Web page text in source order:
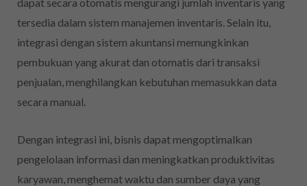
tersedia dalam sistem manajemen inventaris. Selain itu,
integrasi dengan sistem akuntansi memungkinkan
pembukuan yang akurat dan otomatis dari transaksi
penjualan, menghilangkan kebutuhan memasukkan data
secara manual.
Dengan integrasi ini, bisnis dapat mengoptimalkan
pengelolaan informasi dan meningkatkan produktivitas
karyawan, menghemat waktu dan sumber daya yang